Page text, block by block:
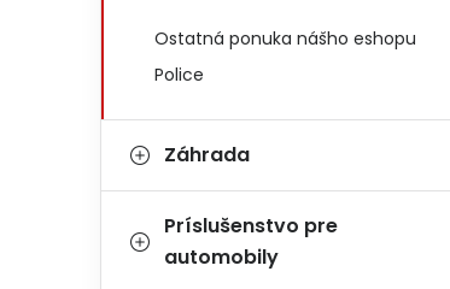
Ostatná ponuka nášho eshopu
Police
Záhrada
Príslušenstvo pre
automobily